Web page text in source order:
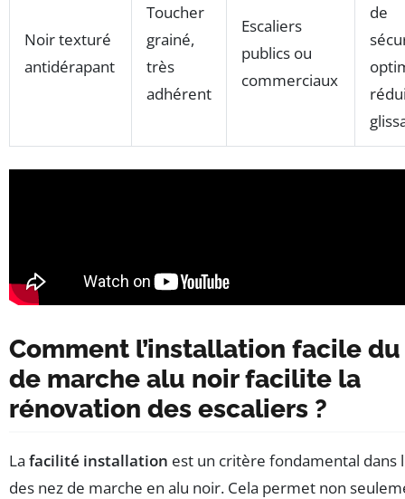
Noir texturé
antidérapant
Toucher
grainé,
très
adhérent
Escaliers
publics ou
commerciaux
de
Comment l’installation facile du
de marche alu noir facilite la
rénovation des escaliers ?
La facilité installation est un critère fondamental dans
des nez de marche en alu noir. Cela permet non